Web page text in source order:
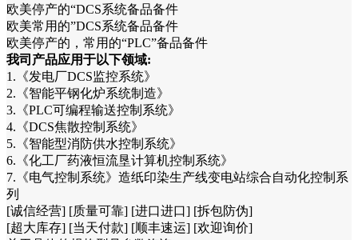
欧美停产的“DCS系统备品备件
欧美常用的”DCS系统备品备件
欧美停产的，常用的“PLC”备品备件
我司产品应用于以下领域:
1.《发电厂DCS监控系统》
2.《智能平钢化炉系统制造》
3.《PLC可编程输送控制系统》
4.《DCS焦散控制系统》
5.《智能型消防供水控制系统》
6.《化工厂药液恒流垦计算机控制系统》
7.《电气控制系统》造纸印染生产线变电站综合自动化控制系
列
[诚信经营] [质量可靠] [进口进口] [拆包防伪]
[超大库存] [当天付款] [顺丰速运] [欢迎询价]